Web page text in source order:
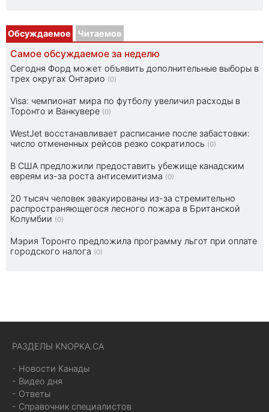
Обсуждаемое Читаемое
Самое обсуждаемое за неделю
Сегодня Форд может объявить дополнительные выборы в
трех округах Онтарио (0)
Visa: чемпионат мира по футболу увеличил расходы в
Торонто и Ванкувере (0)
WestJet восстанавливает расписание после забастовки:
число отмененных рейсов резко сократилось (0)
В США предложили предоставить убежище канадским
евреям из-за роста антисемитизма (0)
20 тысяч человек эвакуированы из-за стремительно
распространяющегося лесного пожара в Британской
Колумбии (0)
Мэрия Торонто предложила программу льгот при оплате
городского налога (0)
РАЗДЕЛЫ KNOPKA.CA
- Новости Канады
- Видео дня
- Ответы
- Справочник специалистов